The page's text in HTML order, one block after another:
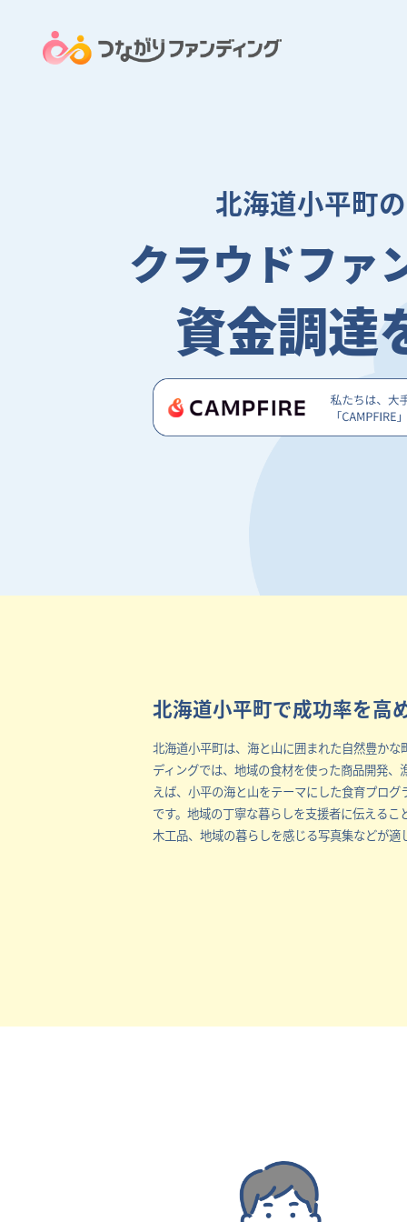
北海道小平町
クラウドファ
資金調達
北海道小平町で成功率を高
北海道小平町は、海と山に囲まれた自然豊か
ディングでは、地域の食材を使った商品開発
えば、小平の海と山をテーマにした食育プロ
です。地域の丁寧な暮らしを支援者に伝える
木工品、地域の暮らしを感じる写真集などが適